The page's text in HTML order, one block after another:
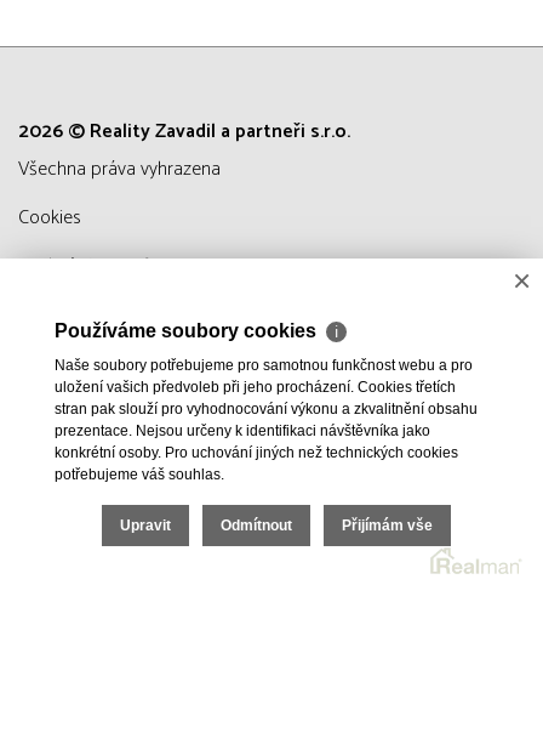
2026 © Reality Zavadil a partneři s.r.o.
všechna práva vyhrazena
Cookies
Realitní SWRealman
Hledám
Nabízím
Kontakty
×
Používáme soubory cookies ℹ
Naše soubory potřebujeme pro samotnou funkčnost webu a pro
uložení vašich předvoleb při jeho procházení. Cookies třetích
stran pak slouží pro vyhodnocování výkonu a zkvalitnění obsahu
prezentace. Nejsou určeny k identifikaci návštěvníka jako
konkrétní osoby. Pro uchování jiných než technických cookies
potřebujeme váš souhlas.
Upravit Odmítnout Přijímám vše